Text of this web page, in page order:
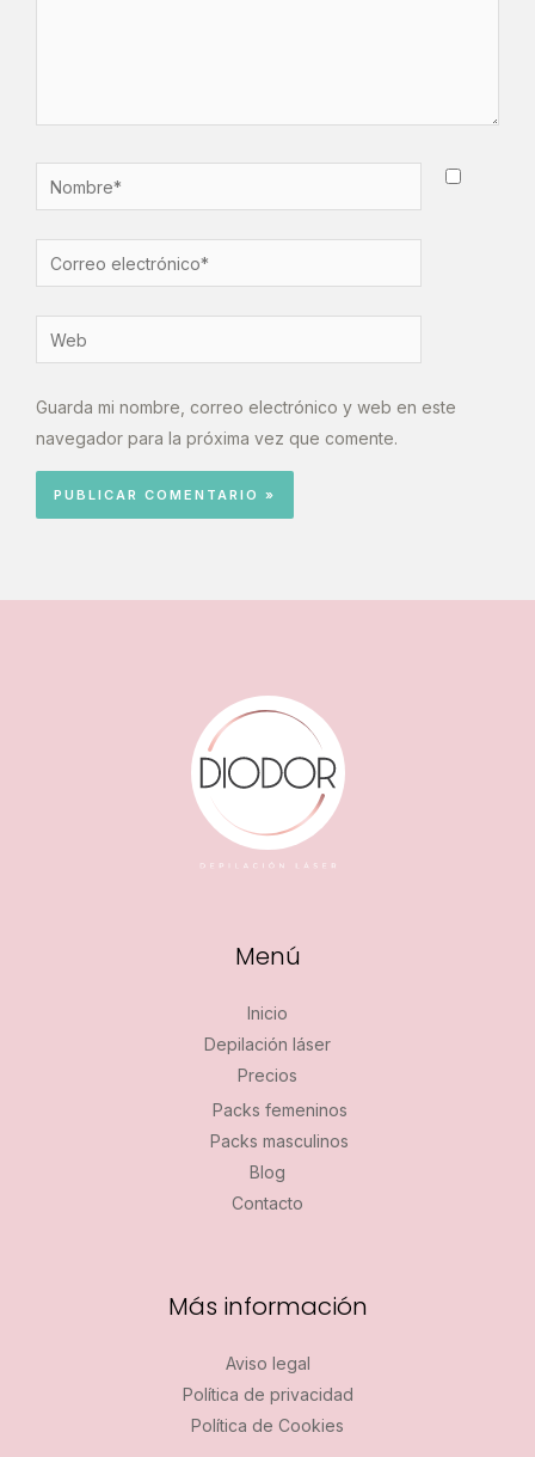
Guarda mi nombre, correo electrónico y web en este
navegador para la próxima vez que comente.
Menú
Inicio
Depilación láser
Precios
Packs femeninos
Packs masculinos
Blog
Contacto
Más información
Aviso legal
Política de privacidad
Política de Cookies